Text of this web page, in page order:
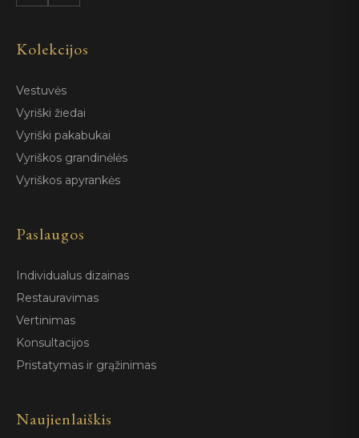
Kolekcijos
Vestuvės
Vyriški žiedai
Vyriški pakabukai
Vyriškos grandinėlės
Vyriškos apyrankės
Paslaugos
Individualus dizainas
Restauravimas
Vertinimas
Konsultacijos
Pristatymas ir grąžinimas
Naujienlaiškis